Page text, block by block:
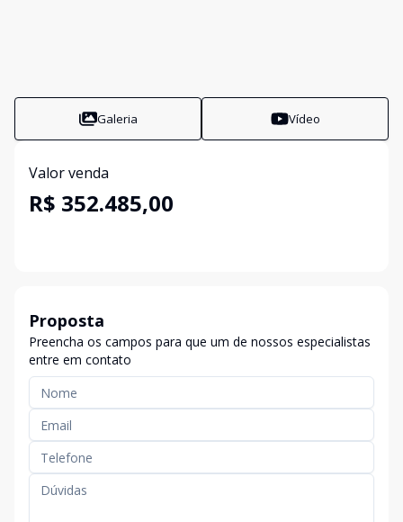
Galeria Vídeo
Valor venda
R$ 352.485,00
Proposta
Preencha os campos para que um de nossos especialistas
entre em contato